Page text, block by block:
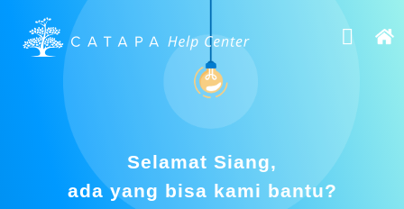
Selamat Siang,
ada yang bisa kami bantu?